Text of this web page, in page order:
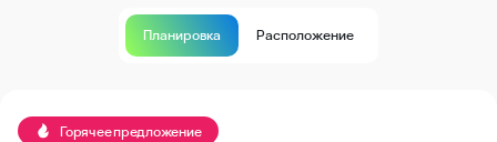
Планировка Расположение
Горячее предложение